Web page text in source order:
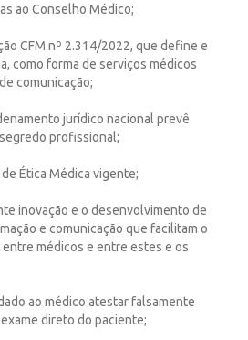
ao Conselho Médico;
CFM nº 2.314/2022, que define e
como forma de serviços médicos
comunicação;
jurídico nacional prevê
profissional;
Ética Médica vigente;
inovação e o desenvolvimento de
e comunicação que facilitam o
médicos e entre estes e os
ao médico atestar falsamente
direto do paciente;